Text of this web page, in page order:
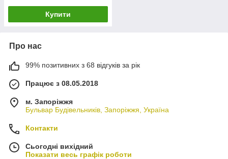
Купити
Про нас
99% позитивних з 68 відгуків за рік
Працює з 08.05.2018
м. Запоріжжя
Бульвар Будівельників, Запоріжжя, Україна
Контакти
Сьогодні вихідний
Показати весь графік роботи